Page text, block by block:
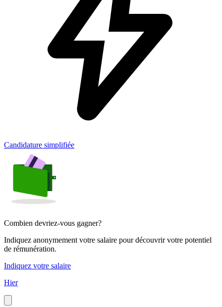
Candidature simplifiée
Combien devriez-vous gagner?
Indiquez anonymement votre salaire pour découvrir votre potentiel
de rémunération.
Indiquez votre salaire
Hier